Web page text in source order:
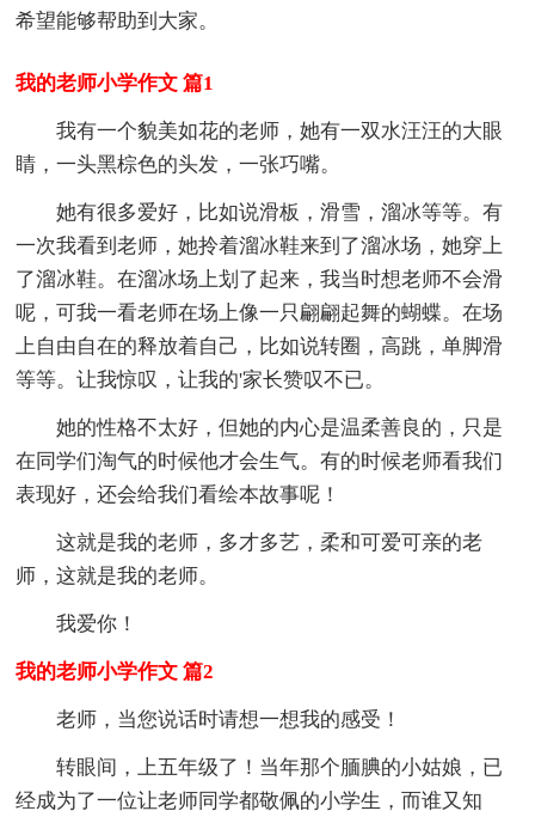
希望能够帮助到大家。
我的老师小学作文 篇1
我有一个貌美如花的老师，她有一双水汪汪的大眼
睛，一头黑棕色的头发，一张巧嘴。
她有很多爱好，比如说滑板，滑雪，溜冰等等。有
一次我看到老师，她拎着溜冰鞋来到了溜冰场，她穿上
了溜冰鞋。在溜冰场上划了起来，我当时想老师不会滑
呢，可我一看老师在场上像一只翩翩起舞的蝴蝶。在场
上自由自在的释放着自己，比如说转圈，高跳，单脚滑
等等。让我惊叹，让我的'家长赞叹不已。
她的性格不太好，但她的内心是温柔善良的，只是
在同学们淘气的时候他才会生气。有的时候老师看我们
表现好，还会给我们看绘本故事呢！
这就是我的老师，多才多艺，柔和可爱可亲的老
师，这就是我的老师。
我爱你！
我的老师小学作文 篇2
老师，当您说话时请想一想我的感受！
转眼间，上五年级了！当年那个腼腆的小姑娘，已
经成为了一位让老师同学都敬佩的小学生，而谁又知